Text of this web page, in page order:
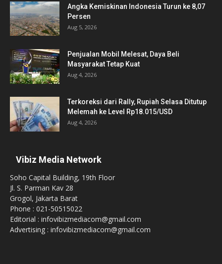
Angka Kemiskinan Indonesia Turun ke 8,07
Persen
Aug 5, 2026
Penjualan Mobil Melesat, Daya Beli
Masyarakat Tetap Kuat
Aug 4, 2026
Terkoreksi dari Rally, Rupiah Selasa Ditutup
Melemah ke Level Rp18.015/USD
Aug 4, 2026
Vibiz Media Network
Soho Capital Building, 19th Floor
Jl. S. Parman Kav 28
Grogol, Jakarta Barat
Phone : 021-50515022
Editorial : infovibizmediacom@gmail.com
Advertising : infovibizmediacom@gmail.com